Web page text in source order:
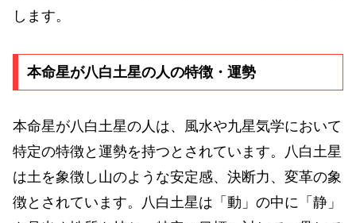
します。
本命星が八白土星の人の特徴・運勢
本命星が八白土星の人は、風水や九星気学において
特定の特徴と運勢を持つとされています。八白土星
は土を象徴し山のような安定感、決断力、変革の象
徴とされています。八白土星は「動」の中に「静」